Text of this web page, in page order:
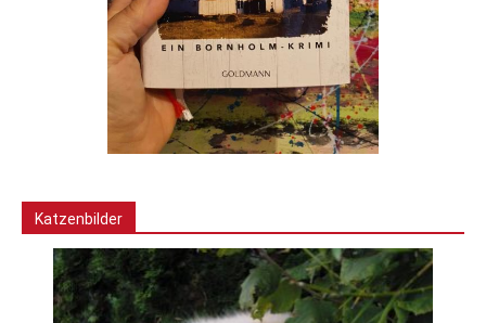
Katzenbilder